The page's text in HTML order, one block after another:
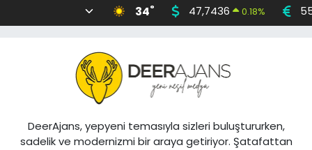
34° 47,7436 0.18%
DeerAjans, yepyeni temasıyla sizleri buluştururken,
sadelik ve modernizmi bir araya getiriyor. Şatafattan